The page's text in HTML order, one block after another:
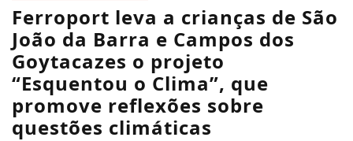
Ferroport leva a crianças de São
João da Barra e Campos dos
Goytacazes o projeto
“Esquentou o Clima”, que
promove reflexões sobre
questões climáticas